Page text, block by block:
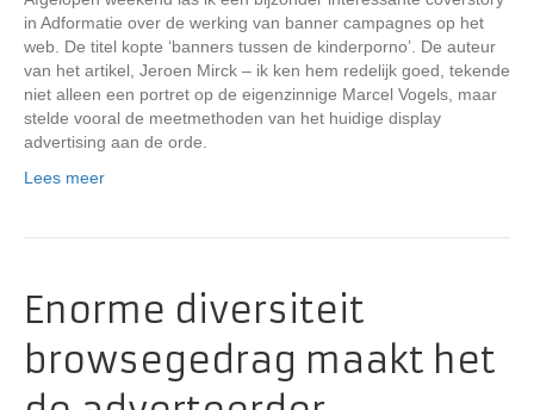
in Adformatie over de werking van banner campagnes op het
web. De titel kopte ‘banners tussen de kinderporno’. De auteur
van het artikel, Jeroen Mirck – ik ken hem redelijk goed, tekende
niet alleen een portret op de eigenzinnige Marcel Vogels, maar
stelde vooral de meetmethoden van het huidige display
advertising aan de orde.
Lees meer
Enorme diversiteit
browsegedrag maakt het